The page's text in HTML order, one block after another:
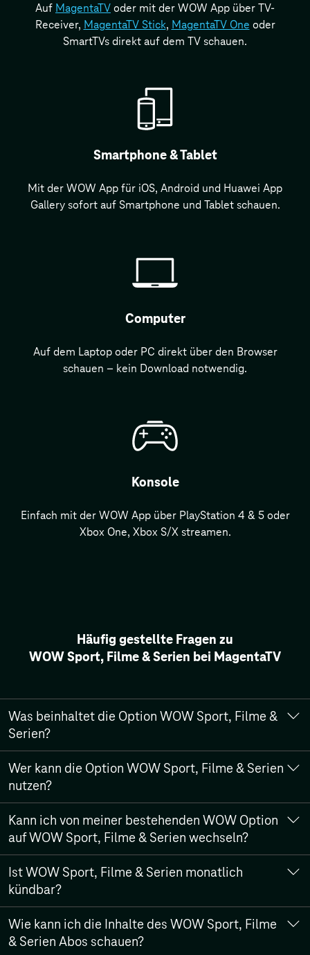
Auf MagentaTVoder mit der WOW App über TV-
Receiver, MagentaTV Stick, MagentaTV One oder
SmartTVs direkt auf dem TV schauen.
Smartphone & Tablet
Mit der WOW App für iOS, Android und Huawei App
Gallery sofort auf Smartphone und Tablet schauen.
Computer
Auf dem Laptop oder PC direkt über den Browser
schauen – kein Download notwendig.
Konsole
Einfach mit der WOW App über PlayStation 4 & 5 oder
Xbox One, Xbox S/X streamen.
Häufig gestellte Fragen zu
WOW Sport, Filme & Serien bei MagentaTV
Was beinhaltet die Option WOW Sport, Filme &
Serien?
WOW Sport, Filme & Serien umfasst alles von WOW: Der
beste Live-Sport von Sky Sport, Blockbuster kurz nach
Kinoausstrahlung, exklusive und preisgekrönte Top-Serien
– WOW Premium dabei immer inklusive.
Wer kann die Option WOW Sport, Filme & Serien
nutzen?
Sie benötigen einen MagentaTV Tarif oder einen
MagentaZuhause Basisvertrag (mind. 12 MBit/s) mit einer
Vertragslaufzeit von mindestens 12 Monaten.
Kann ich von meiner bestehenden WOW Option
auf WOW Sport, Filme & Serien wechseln?
Ja, ein Wechsel ist nach Ablauf der Mindestvertragslaufzeit
möglich.
Ist WOW Sport, Filme & Serien monatlich
kündbar?
WOW Sport, Filme & Serien wird ausschließlich als
Jahresoption angeboten und ist erst nach Ablauf der
Wie kann ich die Inhalte des WOW Sport, Filme
& Serien Abos schauen?